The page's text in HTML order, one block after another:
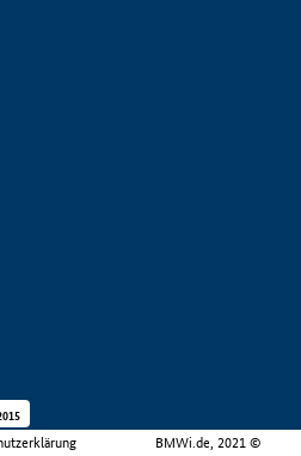
BMWi.de, 2021 ©